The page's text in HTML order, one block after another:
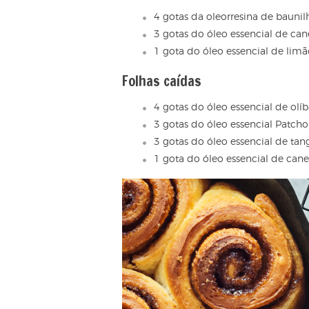
4 gotas da oleorresina de
3 gotas do óleo essencial de
1 gota do óleo essencial de
Folhas caídas
4 gotas do óleo essencial de
3 gotas do óleo essencial
3 gotas do óleo essencial de
1 gota do óleo essencial de